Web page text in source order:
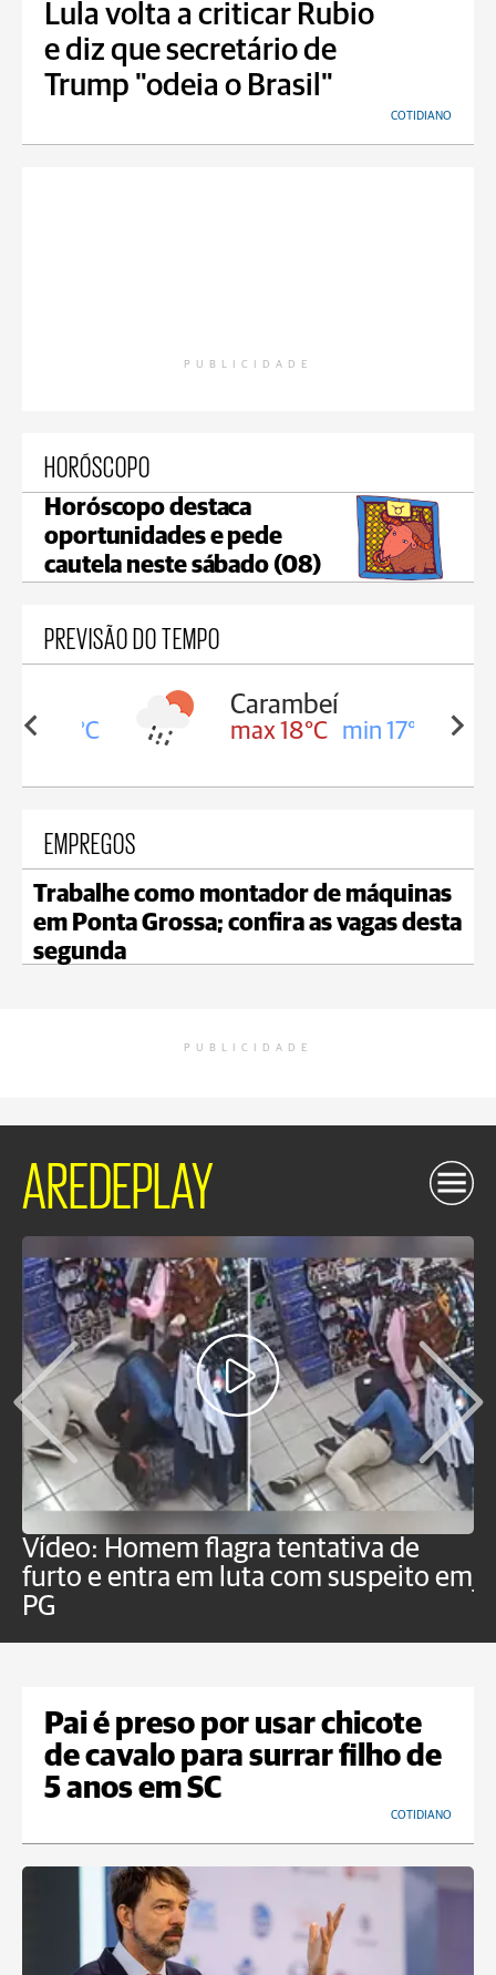
Lula volta a criticar Rubio
e diz que secretário de
Trump "odeia o Brasil"
COTIDIANO
PUBLICIDADE
HORÓSCOPO
Horóscopo destaca
oportunidades e pede
cautela neste sábado (08)
PREVISÃO DO TEMPO
18°C
Carambeí
max 18°C min 17°C
EMPREGOS
Trabalhe como montador de máquinas
em Ponta Grossa; confira as vagas desta
segunda
PUBLICIDADE
AREDEPLAY
Vídeo: Homem flagra tentativa de
furto e entra em luta com suspeito em
PG
Pai é preso por usar chicote
de cavalo para surrar filho de
5 anos em SC
COTIDIANO